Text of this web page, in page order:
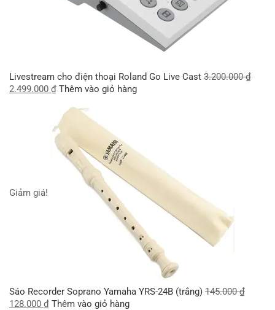
Livestream cho điện thoại Roland Go Live Cast 3.200.000₫
2.499.000 ₫ Thêm vào giỏ hàng
Giảm giá!
Sáo Recorder Soprano Yamaha YRS-24B (trắng) 145.000₫
128.000 ₫ Thêm vào giỏ hàng